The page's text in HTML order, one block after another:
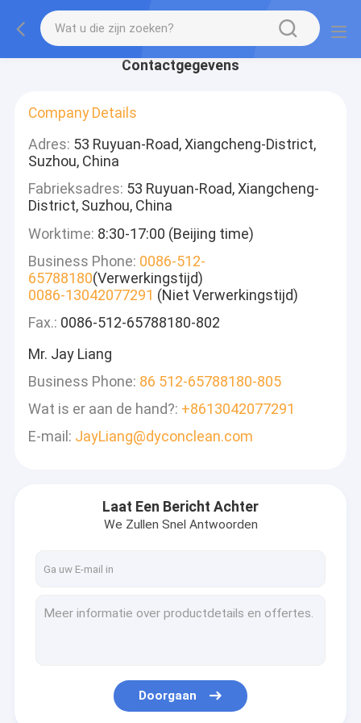
Contactgegevens
Company Details
Adres: 53 Ruyuan-Road, Xiangcheng-District,
Suzhou, China
Fabrieksadres: 53 Ruyuan-Road, Xiangcheng-
District, Suzhou, China
Worktime: 8:30-17:00 (Beijing time)
Business Phone: 0086-512-
65788180(Verwerkingstijd)
0086-13042077291 (Niet Verwerkingstijd)
Fax.: 0086-512-65788180-802
Mr. Jay Liang
Business Phone: 86 512-65788180-805
Wat is er aan de hand?: +8613042077291
E-mail: JayLiang@dyconclean.com
Laat Een Bericht Achter
We Zullen Snel Antwoorden
Doorgaan